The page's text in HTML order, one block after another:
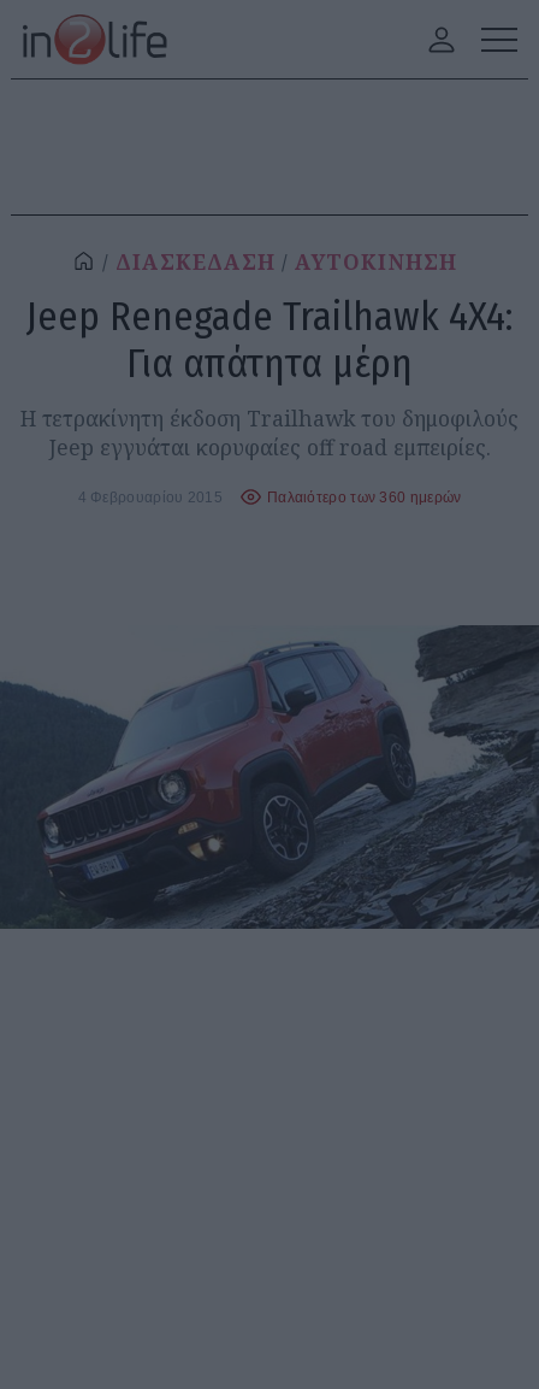
ΔΙΑΣΚΕΔΑΣΗ ΑΥΤΟΚΙΝΗΣΗ
Jeep Renegade Trailhawk 4X4:
Για απάτητα μέρη
Η τετρακίνητη έκδοση Trailhawk του δημοφιλούς
Jeep εγγυάται κορυφαίες off road εμπειρίες.
4 Φεβρουαρίου 2015 Παλαιότερο των 360 ημερών